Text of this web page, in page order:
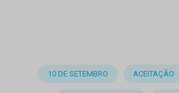
10 DE SETEMBRO ACEITAÇÃO